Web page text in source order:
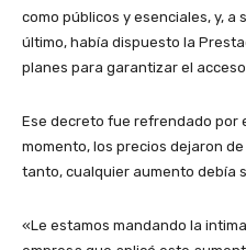
como públicos y esenciales, y, a
último, había dispuesto la
planes para garantizar el
Ese decreto fue refrendado por
momento, los precios dejaron
tanto, cualquier aumento debía
«Le estamos mandando la